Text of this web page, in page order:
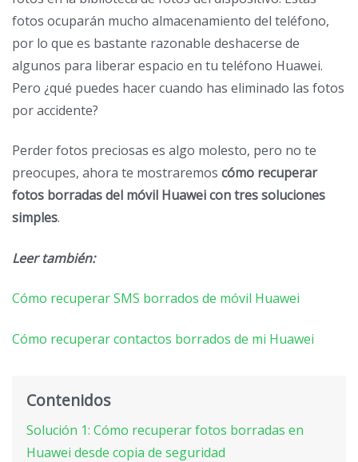
fotos ocuparán mucho almacenamiento del teléfono,
por lo que es bastante razonable deshacerse de
algunos para liberar espacio en tu teléfono Huawei.
Pero ¿qué puedes hacer cuando has eliminado las fotos
por accidente?
Perder fotos preciosas es algo molesto, pero no te
preocupes, ahora te mostraremos cómo recuperar
fotos borradas del móvil Huawei con tres soluciones
simples.
Leer también:
Cómo recuperar SMS borrados de móvil Huawei
Cómo recuperar contactos borrados de mi Huawei
Contenidos
Solución 1: Cómo recuperar fotos borradas en
Huawei desde copia de seguridad